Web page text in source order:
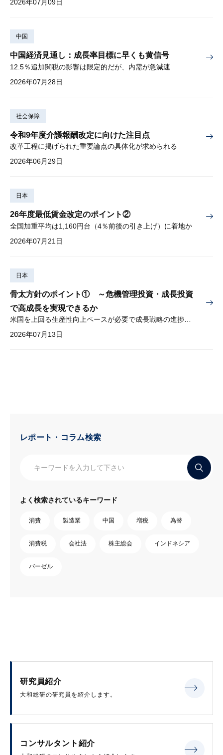
2026年07月09日
中国
中国経済見通し：成長率目標に早くも黄信号
12.5％追加関税の影響は限定的だが、内需が急減速
2026年07月28日
社会保障
令和9年度介護報酬改定に向けた注目点
改革工程に掲げられた重要論点の具体化が求められる
2026年06月29日
日本
26年度最低賃金改定のポイント②
全国加重平均は1,160円台（4％前後の引き上げ）に着地か
2026年07月21日
日本
骨太方針のポイント① ～危機管理投資・成長投資
で高成長を実現できるか
米国を上回る生産性向上ペースが必要で成長戦略の進捗管理も課題
2026年07月13日
レポート・コラム検索
よく検索されているキーワード
消費 製造業 中国 増税 為替
消費税 会社法 株主総会 インドネシア
バーゼル
研究員紹介
大和総研の研究員を紹介します。
コンサルタント紹介